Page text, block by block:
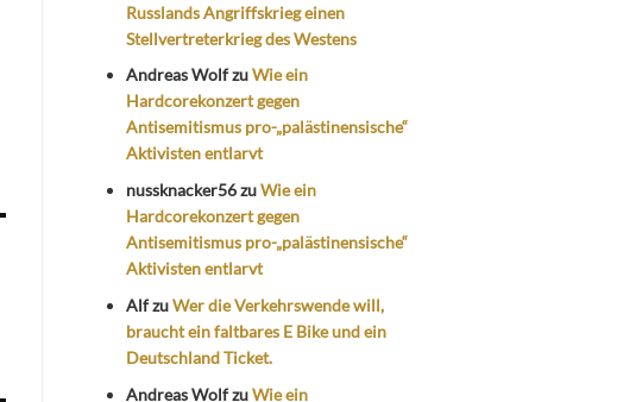
Russlands Angriffskrieg einen
Stellvertreterkrieg des Westens
Andreas WolfzuWie ein
Hardcorekonzert gegen
Antisemitismus pro-„palästinensische“
Aktivisten entlarvt
nussknacker56zuWie ein
Hardcorekonzert gegen
Antisemitismus pro-„palästinensische“
Aktivisten entlarvt
AlfzuWer die Verkehrswende will,
braucht ein faltbares E Bike und ein
Deutschland Ticket.
Andreas WolfzuWie ein